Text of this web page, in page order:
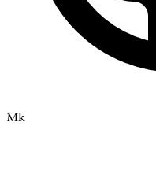
Mk